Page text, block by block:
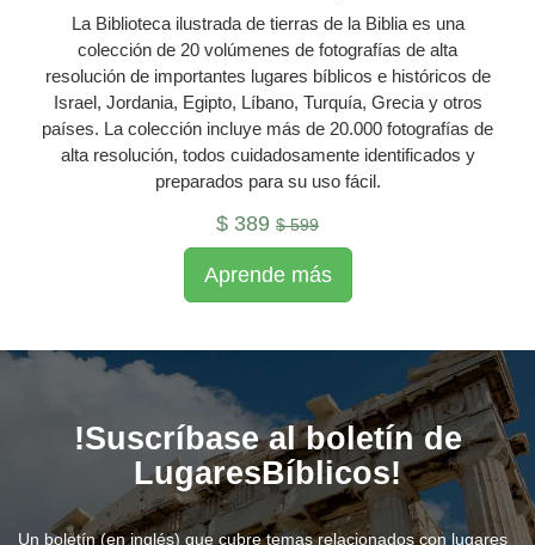
La Biblioteca ilustrada de tierras de la Biblia es una
colección de 20 volúmenes de fotografías de alta
resolución de importantes lugares bíblicos e históricos de
Israel, Jordania, Egipto, Líbano, Turquía, Grecia y otros
países. La colección incluye más de 20.000 fotografías de
alta resolución, todos cuidadosamente identificados y
preparados para su uso fácil.
$ 389 $ 599
Aprende más
!Suscríbase al boletín de
LugaresBíblicos!
Un boletín (en inglés) que cubre temas relacionados con lugares